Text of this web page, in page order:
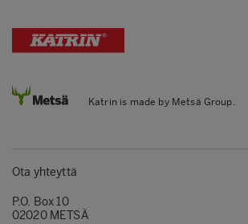
Katrin is made by Metsä Group.
Ota yhteyttä
P.O. Box 10
02020 METSÄ